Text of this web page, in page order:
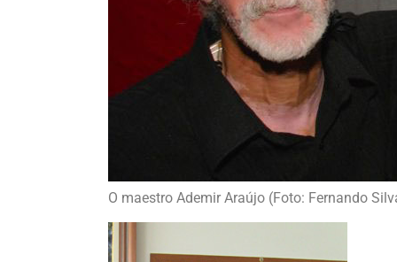
O maestro Ademir Araújo (Foto: Fernando